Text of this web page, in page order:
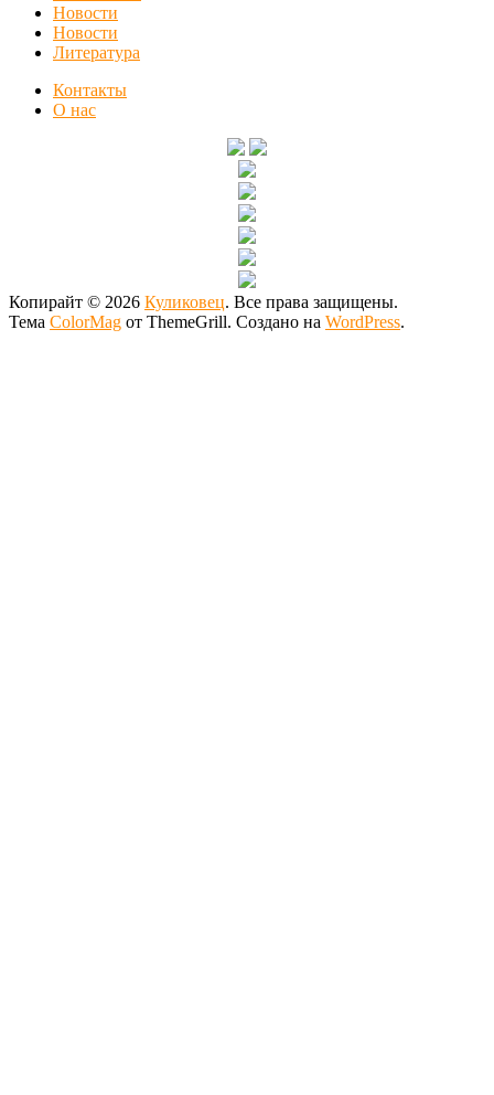
Новости
Новости
Литература
Контакты
О нас
Копирайт © 2026 Куликовец. Все права защищены.
Тема ColorMag от ThemeGrill. Создано на WordPress.